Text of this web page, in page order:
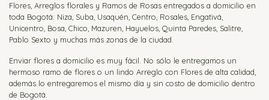
Flores, Arreglos florales y Ramos de Rosas entregados a domicilio en
toda Bogotá: Niza, Suba, Usaquén, Centro, Rosales, Engativá,
Unicentro, Bosa, Chico, Mazuren, Hayuelos, Quinta Paredes, Salitre,
Pablo Sexto y muchas más zonas de la ciudad.
Enviar flores a domicilio es muy fácil. No sólo le entregamos un
hermoso ramo de flores o un lindo Arreglo con Flores de alta calidad,
además lo entregaremos el mismo día y sin costo de domicilio dentro
de Bogotá.